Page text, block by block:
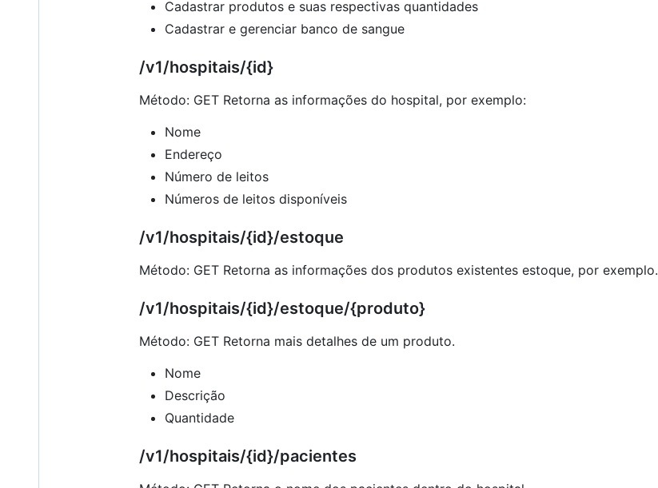
Cadastrar produtos e suas respectivas quantidades
Cadastrar e gerenciar banco de sangue
/v1/hospitais/{id}
Método: GET Retorna as informações do hospital, por exemplo:
Nome
Endereço
Número de leitos
Números de leitos disponíveis
/v1/hospitais/{id}/estoque
Método: GET Retorna as informações dos produtos existentes estoque, por exemplo.
/v1/hospitais/{id}/estoque/{produto}
Método: GET Retorna mais detalhes de um produto.
Nome
Descrição
Quantidade
/v1/hospitais/{id}/pacientes